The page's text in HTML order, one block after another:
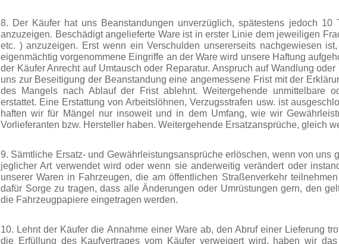
8. Der Käufer hat uns Beanstandungen unverzüglich, spätestens jedoch 10
anzuzeigen. Beschädigt angelieferte Ware ist in erster Linie dem jeweiligen
etc. ) anzuzeigen. Erst wenn ein Verschulden unsererseits nachgewiesen
eigenmächtig vorgenommene Eingriffe an der Ware wird unsere Haftung
der Käufer Anrecht auf Umtausch oder Reparatur. Anspruch auf Wandlung
uns zur Beseitigung der Beanstandung eine angemessene Frist mit der
des Mangels nach Ablauf der Frist ablehnt. Weitergehende unmittelbare
erstattet. Eine Erstattung von Arbeitslöhnen, Verzugsstrafen usw. ist
haften wir für Mängel nur insoweit und in dem Umfang, wie wir
Vorlieferanten bzw. Hersteller haben. Weitergehende Ersatzansprüche, gleich
9. Sämtliche Ersatz-und Gewährleistungsansprüche erlöschen, wenn von uns
jeglicher Art verwendet wird oder wenn sie anderweitig verändert oder
unserer Waren in Fahrzeugen, die am öffentlichen Straßenverkehr
dafür Sorge zu tragen, dass alle Änderungen oder Umrüstungen gern, den
die Fahrzeugpapiere eingetragen werden.
10. Lehnt der Käufer die Annahme einer Ware ab, den Abruf einer Lieferung
die Erfüllung des Kaufvertrages vom Käufer verweigert wird, haben wir